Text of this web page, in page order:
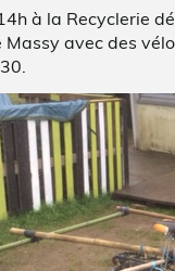
à la Recyclerie
Massy avec des